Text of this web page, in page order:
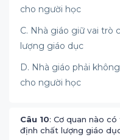
cho người học
C. Nhà giáo giữ vai trò
lượng giáo dục
D. Nhà giáo phải
cho người học
Câu 10: Cơ quan nào
định chất lượng giáo